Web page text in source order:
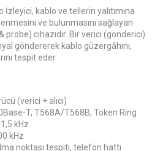
kablo ve tellerin yalıtımına
ve bulunmasını sağlayan
cihazıdır. Bir verici (gönderici)
göndererek kablo güzergâhını,
tespit eder.
(verici + alıcı)
T, T568A/T568B, Token Ring
kHz
kHz
noktası tespiti, telefon hattı